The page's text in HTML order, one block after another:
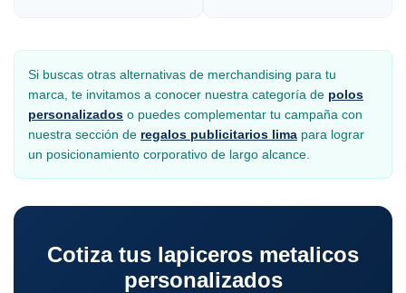
Si buscas otras alternativas de merchandising para tu
marca, te invitamos a conocer nuestra categoría de polos
personalizados o puedes complementar tu campaña con
nuestra sección de regalos publicitarios lima para lograr
un posicionamiento corporativo de largo alcance.
Cotiza tus lapiceros metalicos
personalizados